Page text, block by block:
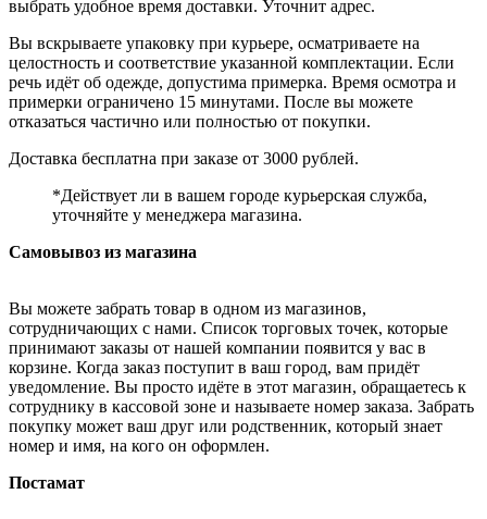
выбрать удобное время доставки. Уточнит адрес.
Вы вскрываете упаковку при курьере, осматриваете на
целостность и соответствие указанной комплектации. Если
речь идёт об одежде, допустима примерка. Время осмотра и
примерки ограничено 15 минутами. После вы можете
отказаться частично или полностью от покупки.
Доставка бесплатна при заказе от 3000 рублей.
*Действует ли в вашем городе курьерская служба,
уточняйте у менеджера магазина.
Самовывоз из магазина
Вы можете забрать товар в одном из магазинов,
сотрудничающих с нами. Список торговых точек, которые
принимают заказы от нашей компании появится у вас в
корзине. Когда заказ поступит в ваш город, вам придёт
уведомление. Вы просто идёте в этот магазин, обращаетесь к
сотруднику в кассовой зоне и называете номер заказа. Забрать
покупку может ваш друг или родственник, который знает
номер и имя, на кого он оформлен.
Постамат